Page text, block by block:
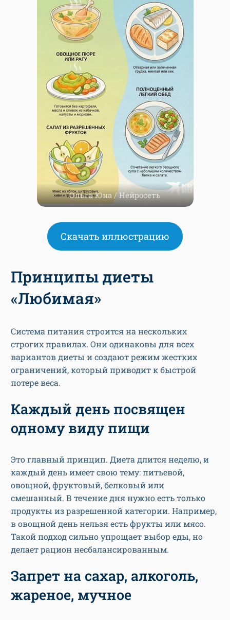
Ольга Юна / Нейросеть
Скачать иллюстрацию
Принципы диеты
«Любимая»
Система питания строится на нескольких
строгих правилах. Они одинаковы для всех
вариантов диеты и создают режим жестких
ограничений, который приводит к быстрой
потере веса.
Каждый день посвящен
одному виду пищи
Это главный принцип. Диета длится неделю, и
каждый день имеет свою тему: питьевой,
овощной, фруктовый, белковый или
смешанный. В течение дня нужно есть только
продукты из разрешенной категории. Например,
в овощной день нельзя есть фрукты или мясо.
Такой подход сильно упрощает выбор еды, но
делает рацион несбалансированным.
Запрет на сахар, алкоголь,
жареное, мучное